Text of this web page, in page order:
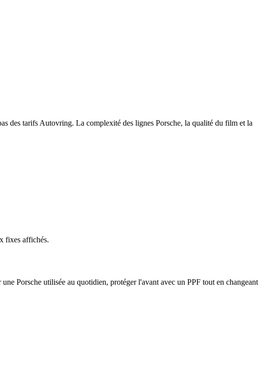
des tarifs Autovring. La complexité des lignes Porsche, la qualité du film et la
fixes affichés.
Porsche utilisée au quotidien, protéger l'avant avec un PPF tout en changeant